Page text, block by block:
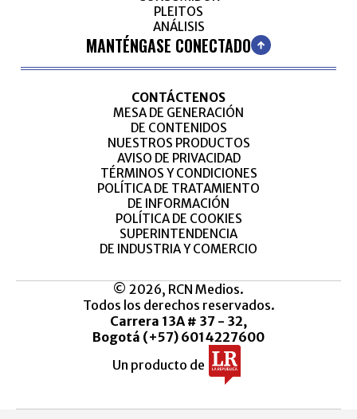
PLEITOS
ANÁLISIS
MANTÉNGASE CONECTADO
CONTÁCTENOS
MESA DE GENERACIÓN
DE CONTENIDOS
NUESTROS PRODUCTOS
AVISO DE PRIVACIDAD
TÉRMINOS Y CONDICIONES
POLÍTICA DE TRATAMIENTO
DE INFORMACIÓN
POLÍTICA DE COOKIES
SUPERINTENDENCIA
DE INDUSTRIA Y COMERCIO
© 2026, RCN Medios.
Todos los derechos reservados.
Carrera 13A # 37 - 32,
Bogotá (+57) 6014227600
Un producto de